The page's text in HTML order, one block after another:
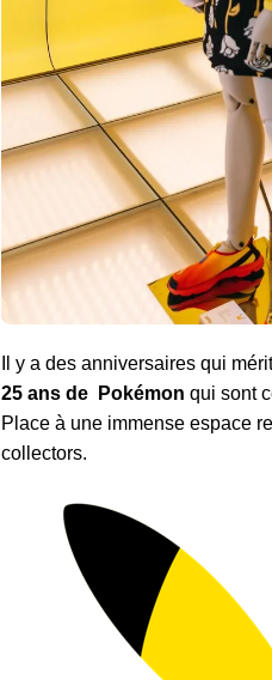
Il y a des anniversaires qui
25 ans de Pokémon qui sont
Place à une immense espace
collectors.